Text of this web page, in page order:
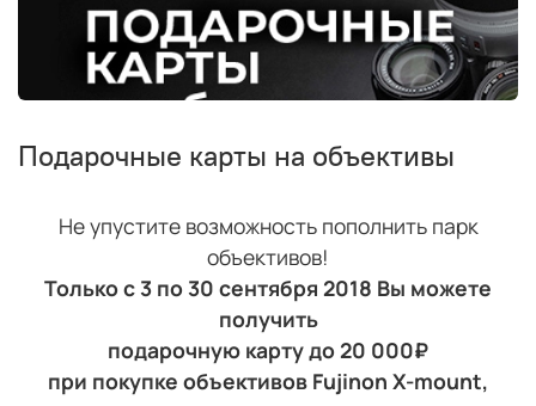
Подарочные карты на объективы
Не упустите возможность пополнить парк
объективов!
Только с 3 по 30 сентября 2018 Вы можете
получить
подарочную карту до 20 000₽
при покупке объективов Fujinon X-mount,